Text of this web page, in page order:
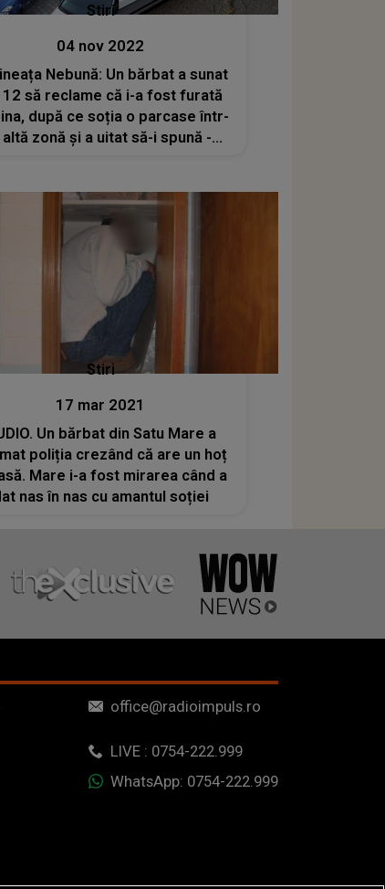
Stiri
04 nov 2022
Nebună: Un bărbat a sunat
să reclame că i-a fost furată
după ce soția o parcase într-
altă zonă și a uitat să-i spună -
Stiri
17 mar 2021
Un bărbat din Satu Mare a
poliția crezând că are un hoț
Mare i-a fost mirarea când a
nas în nas cu amantul soției
office@radioimpuls.ro
LIVE : 0754-222.999
WhatsApp: 0754-222.999